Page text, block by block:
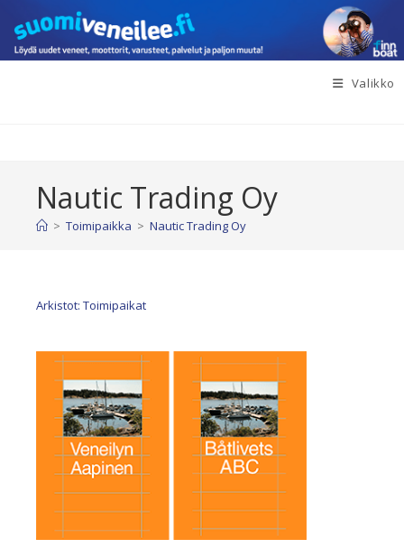
suoraan
sisältöön
Valikko
Nautic Trading Oy
> Toimipaikka > Nautic Trading Oy
Arkistot: Toimipaikat